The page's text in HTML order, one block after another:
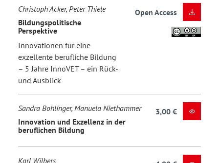
Christoph Acker, Peter Thiele
Bildungspolitische
Perspektive
Innovationen für eine
exzellente berufliche Bildung
– 5 Jahre InnoVET – ein Rück-
und Ausblick
Open Access
Sandra Bohlinger, Manuela Niethammer
Innovation und Exzellenz in der
beruflichen Bildung
3,00 €
Karl Wilbers